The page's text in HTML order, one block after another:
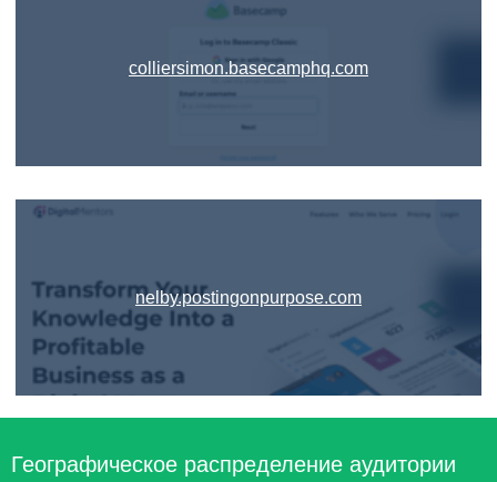
colliersimon.basecamphq.com
nelby.postingonpurpose.com
Географическое распределение аудитории